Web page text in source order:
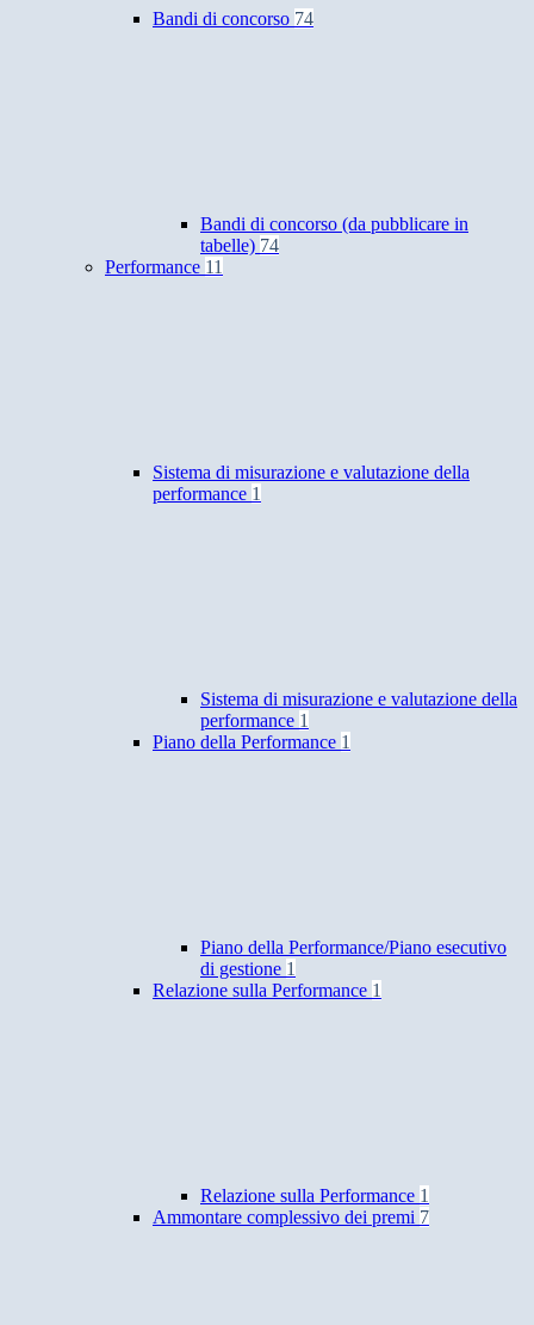
Bandi di concorso 74
Bandi di concorso (da pubblicare in
tabelle) 74
Performance 11
Sistema di misurazione e valutazione della
performance 1
Sistema di misurazione e valutazione della
performance 1
Piano della Performance 1
Piano della Performance/Piano esecutivo
di gestione 1
Relazione sulla Performance 1
Relazione sulla Performance 1
Ammontare complessivo dei premi 7